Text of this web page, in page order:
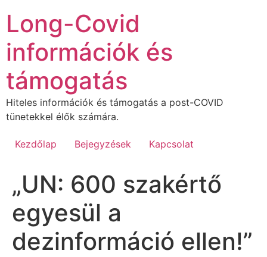
tartalomhoz
Long-Covid
információk és
támogatás
Hiteles információk és támogatás a post-COVID
tünetekkel élők számára.
Kezdőlap Bejegyzések Kapcsolat
„UN: 600 szakértő
egyesül a
dezinformáció ellen!”